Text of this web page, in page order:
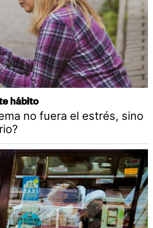
hábito
no fuera el estrés, sino